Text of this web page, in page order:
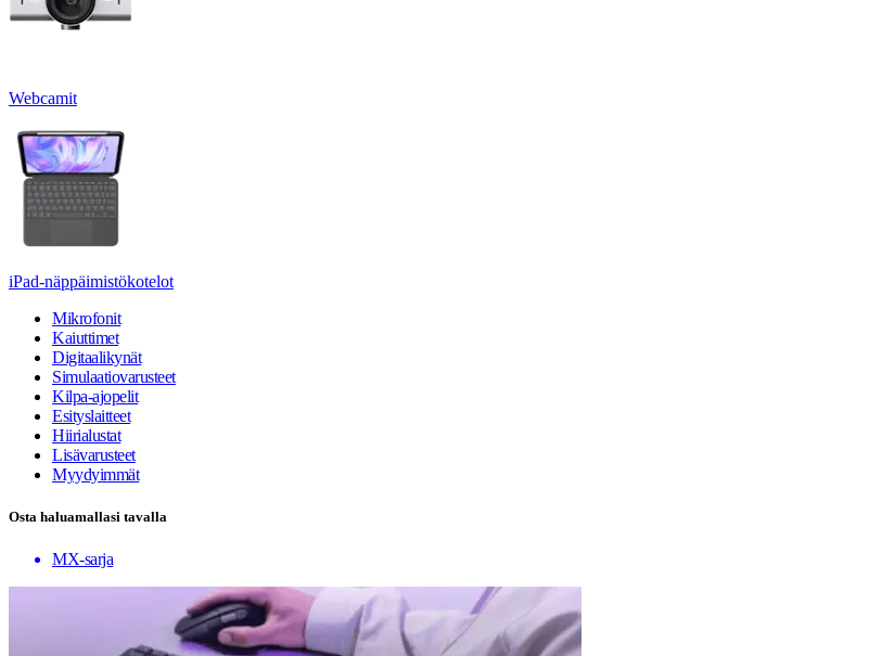
Webcamit
iPad-näppäimistökotelot
Mikrofonit
Kaiuttimet
Digitaalikynät
Simulaatiovarusteet
Kilpa-ajopelit
Esityslaitteet
Hiirialustat
Lisävarusteet
Myydyimmät
Osta haluamallasi tavalla
MX-sarja